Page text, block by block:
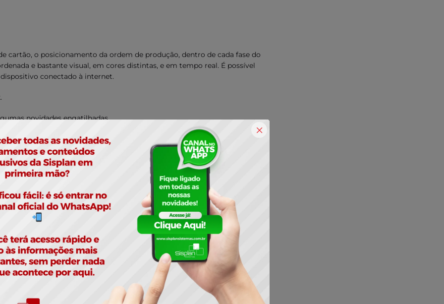
cartão, o posicionamento da ordem de produção, dentro de cada fase do
e bastante visual, em cores distintas, e em tempo real. É possível
conectado à internet.
.
novidades engatilhadas.
LINKEDIN
PRÓXIMO
CORES: História e tendências para 2020